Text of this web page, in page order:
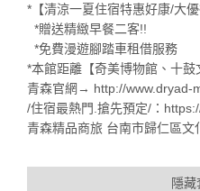
*【清涼一夏住宿特惠好康/大
*贈送精緻早餐二客!!
*免費漫遊腳踏車租借服務
*本館距離【奇美博物館、十
青森官網→ http://www.dryad-
/住宿最熱門.搶先預定/：
青森精品商旅 台南市歸仁區
隱藏